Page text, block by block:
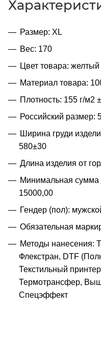
Размер: XL
Вес: 170
Цвет товара: желтый
Материал товара:
Плотность: 155 г/м2
Российский размер:
Ширина груди
580±30
Длина изделия от
Минимальная сумма
15000,00
Гендер (пол):
Обязательная
Методы нанесения:
Флекстран, DTF
Текстильный
Термотрансфер,
Спецэффект